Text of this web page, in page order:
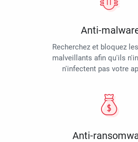
Anti-
Recherchez et bloquez
malveillants afin qu'ils
n'infectent pas votre
Anti-